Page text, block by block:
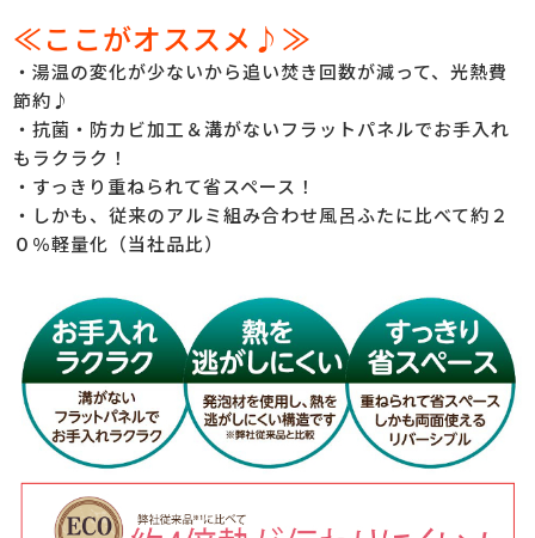
≪ここがオススメ♪≫
・湯温の変化が少ないから追い焚き回数が減って、光熱費
節約♪
・抗菌・防カビ加工＆溝がないフラットパネルでお手入れ
もラクラク！
・すっきり重ねられて省スペース！
・しかも、従来のアルミ組み合わせ風呂ふたに比べて約２
０％軽量化（当社品比）